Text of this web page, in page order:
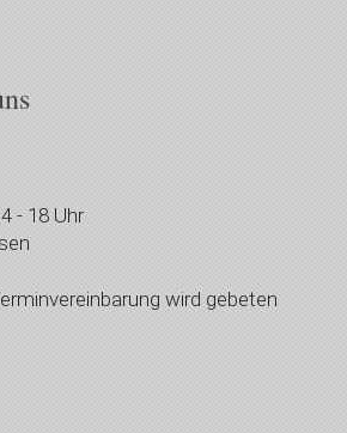
- 18 Uhr
wird gebeten